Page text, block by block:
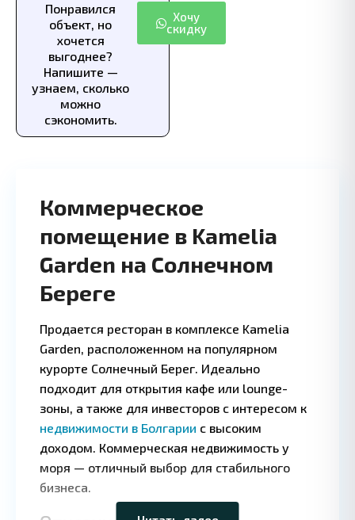
Понравился
объект, но
хочется
выгоднее?
Напишите —
узнаем, сколько
можно
сэкономить.
Хочу
скидку
Коммерческое
помещение в Kamelia
Garden на Солнечном
Береге
Продается ресторан в комплексе Kamelia
Garden, расположенном на популярном
курорте Солнечный Берег. Идеально
подходит для открытия кафе или lounge-
зоны, а также для инвесторов с интересом к
недвижимости в Болгарии с высоким
доходом. Коммерческая недвижимость у
моря — отличный выбор для стабильного
бизнеса.